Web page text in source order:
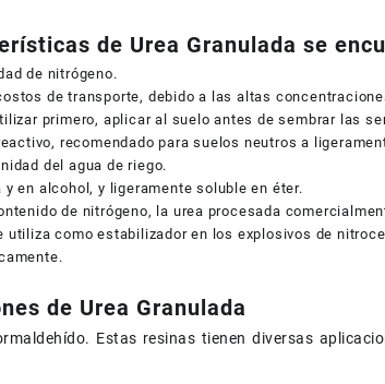
de Urea Granulada se
de nitrógeno.
de transporte, debido a las altas
primero, aplicar al suelo antes de sembrar las
recomendado para suelos neutros a
del agua de riego.
y en alcohol, y ligeramente soluble en éter.
de nitrógeno, la urea procesada
utiliza como estabilizador en los explosivos de
de Urea Granulada
Estas resinas tienen diversas